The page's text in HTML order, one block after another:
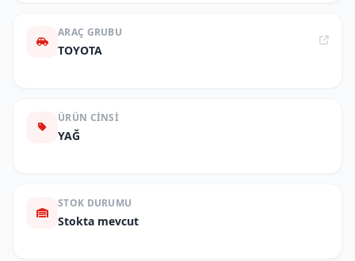
ARAÇ GRUBU
TOYOTA
ÜRÜN CINSI
YAĞ
STOK DURUMU
Stokta mevcut